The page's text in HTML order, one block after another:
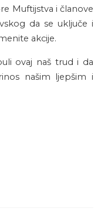
Muftijstva i članove
da se uključe i
akcije.
ovaj naš trud i da
našim ljepšim i